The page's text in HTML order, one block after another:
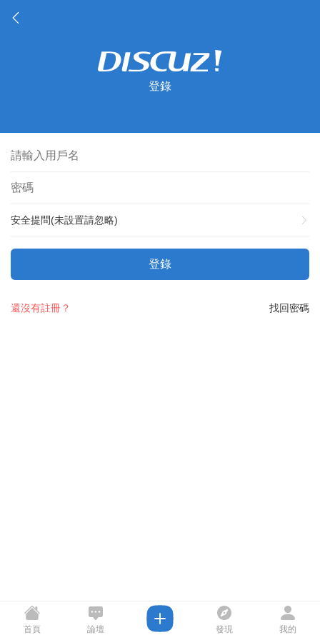
登錄
安全提問(未設置請忽略)
登錄
找回密碼
還沒有註冊？
首頁 論壇 發現 我的